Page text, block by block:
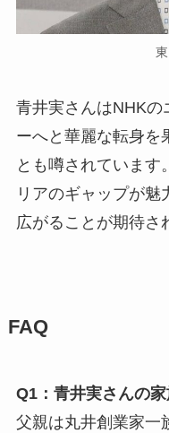
青井実さんはNHKの
ーへと華麗な転身を
とも噂されています
リアのギャップが
広がることが期待さ
FAQ
Q1：青井実さんの家
父親は丸井創業家一